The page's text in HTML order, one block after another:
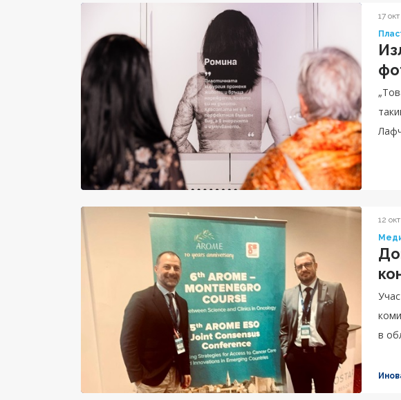
17
12
в